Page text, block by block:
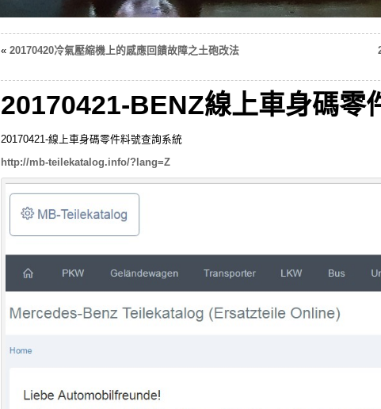
« 20170420冷氣壓縮機上的感應回饋故障之土砲改法
20170421-BENZ線上車身碼零
20170421-線上車身碼零件料號查詢系統
http://mb-teilekatalog.info/?lang=Z